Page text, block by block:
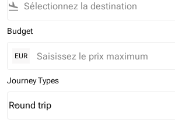
flight_land
Budget
EUR
Journey Types
Journey Types option Round trip Selected
Round trip
keyboard_arrow_down